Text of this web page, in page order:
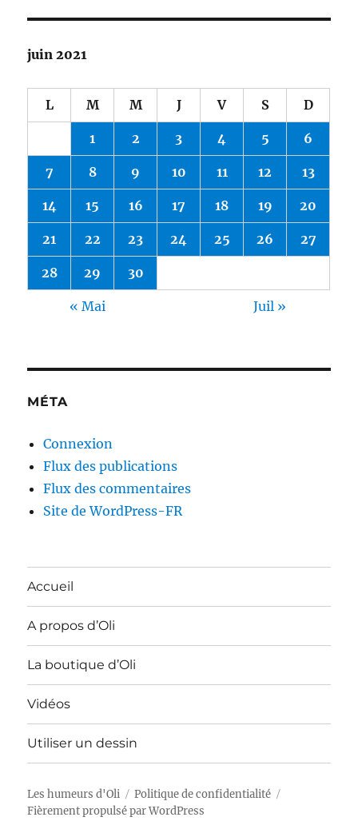
juin 2021
L M M J V S D
1 2 3 4 5 6
7 8 9 10 11 12 13
14 15 16 17 18 19 20
21 22 23 24 25 26 27
28 29 30
« Mai Juil »
MÉTA
Connexion
Flux des publications
Flux des commentaires
Site de WordPress-FR
Accueil
A propos d’Oli
La boutique d’Oli
Vidéos
Utiliser un dessin
Les humeurs d'Oli
Politique de confidentialité
Fièrement propulsé par WordPress